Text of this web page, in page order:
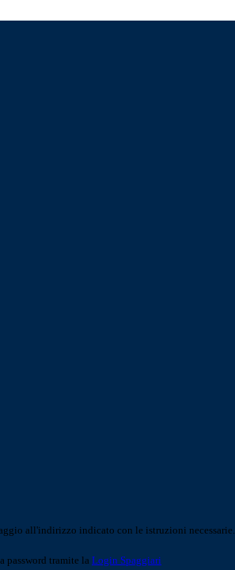
all'indirizzo indicato con le istruzioni necessarie.
password tramite la Login Spaggiari